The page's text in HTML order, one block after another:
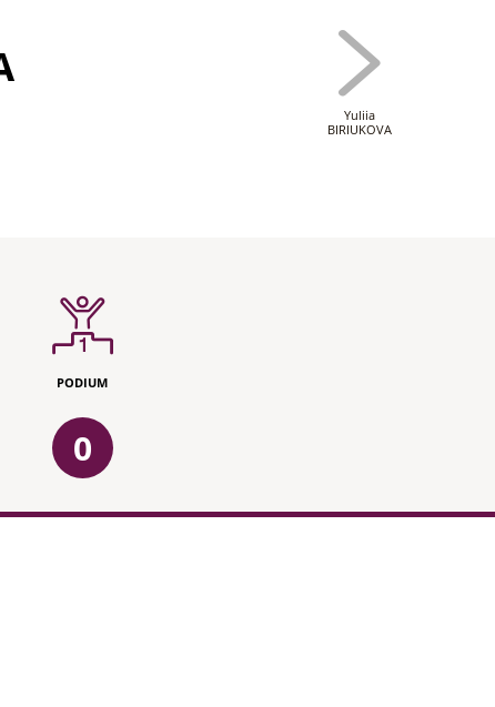
Yuliia
BIRIUKOVA
PODIUM
0